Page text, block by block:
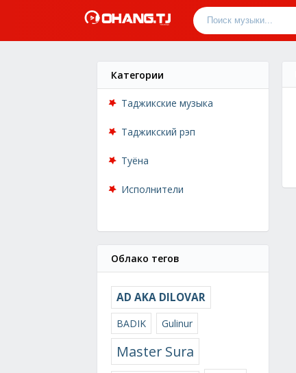
Категории
Таджикские музыка
Таджикский рэп
Туёна
Исполнители
Облако тегов
AD AKA DILOVAR
BADIK Gulinur
Master Sura